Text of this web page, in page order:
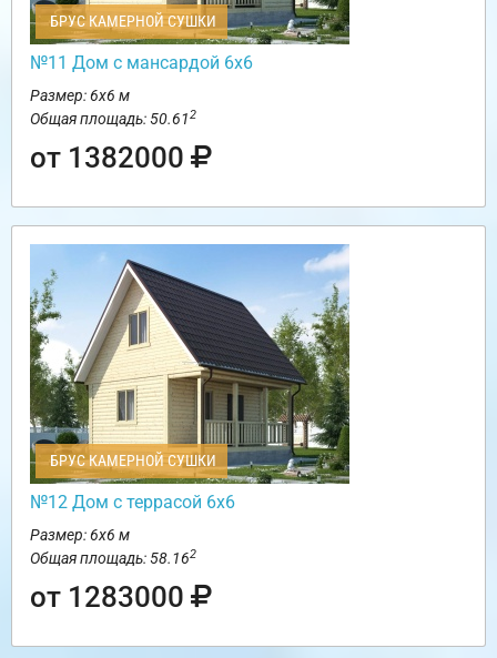
БРУС КАМЕРНОЙ СУШКИ
№11 Дом с мансардой 6х6
Размер: 6х6 м
Общая площадь: 50.612
от 1382000
БРУС КАМЕРНОЙ СУШКИ
№12 Дом с террасой 6х6
Размер: 6х6 м
Общая площадь: 58.162
от 1283000